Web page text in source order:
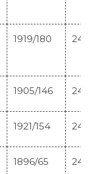
1919/180
1905/146
1921/154
1896/65